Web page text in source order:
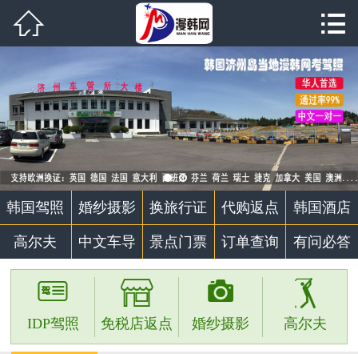
韩国驾照
代购返点
韩国酒店
高尔夫
景点门票
个性定制


韩国驾照 婚纱摄影 换旅行证 代购返点 韩国酒店
高尔夫 中文车导 景点门票 订单查询 有问必答

IDP驾照

免税店返点

婚纱摄影

高尔夫